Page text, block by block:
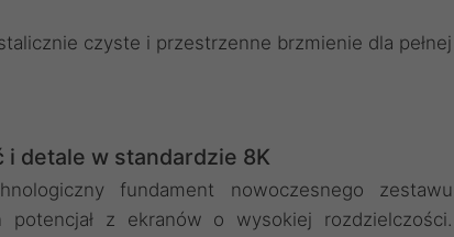
czyste i przestrzenne brzmienie dla pełnej
i detale w standardzie 8K
fundament nowoczesnego zestawu
z ekranów o wysokiej rozdzielczości.